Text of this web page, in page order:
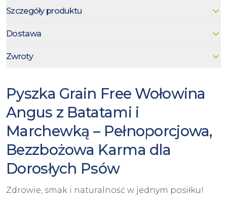
Szczegóły produktu
Dostawa
Zwroty
Pyszka Grain Free Wołowina
Angus z Batatami i
Marchewką – Pełnoporcjowa,
Bezzbożowa Karma dla
Dorosłych Psów
Zdrowie, smak i naturalność w jednym posiłku!